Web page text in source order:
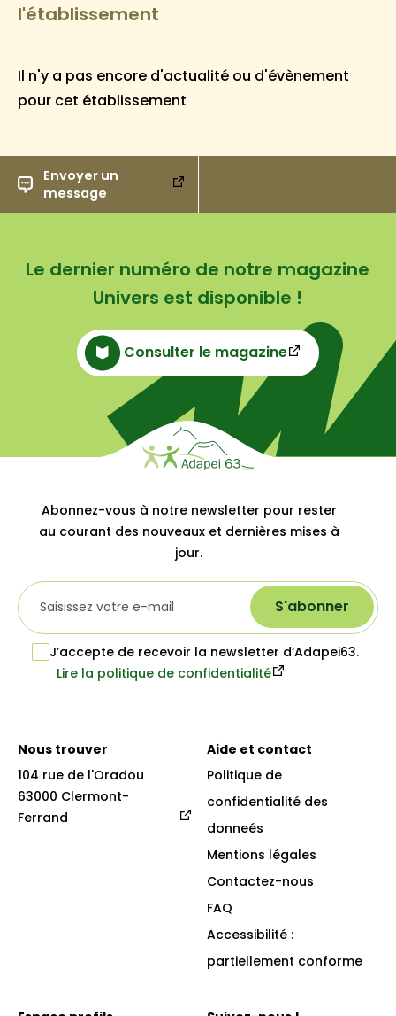
l'établissement
Il n'y a pas encore d'actualité ou d'évènement
pour cet établissement
Envoyer un
message
Le dernier numéro de notre magazine
Univers est disponible !
Consulter le magazine
Abonnez-vous à notre newsletter pour rester
au courant des nouveaux et dernières mises à
jour.
S'abonner
J’accepte de recevoir la newsletter d‘Adapei63.
Lire la politique de confidentialité
Nous trouver
104 rue de l'Oradou
63000 Clermont-
Ferrand
Aide et contact
Politique de
confidentialité des
donneés
Mentions légales
Contactez-nous
FAQ
Accessibilité :
partiellement conforme